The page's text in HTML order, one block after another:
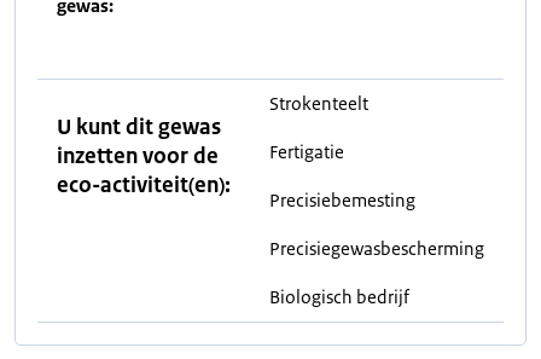
gewas:
U kunt dit gewas
inzetten voor de
eco-activiteit(en):
Strokenteelt
Fertigatie
Precisiebemesting
Precisiegewasbescherming
Biologisch bedrijf